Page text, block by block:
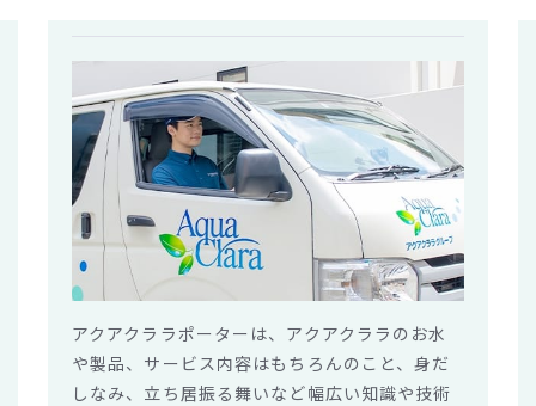
アクアクララポーターは、アクアクララのお水
や製品、サービス内容はもちろんのこと、身だ
しなみ、立ち居振る舞いなど幅広い知識や技術